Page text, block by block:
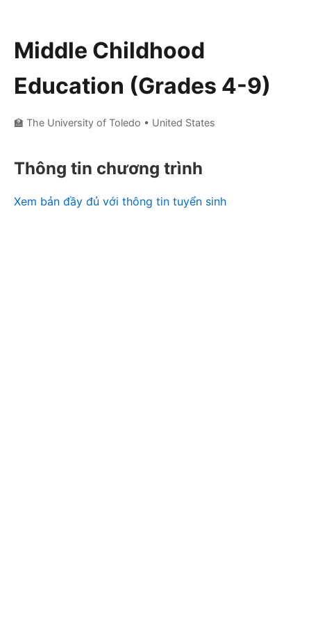
Middle Childhood
Education (Grades 4-9)
🏫 The University of Toledo • United States
Thông tin chương trình
Xem bản đầy đủ với thông tin tuyển sinh